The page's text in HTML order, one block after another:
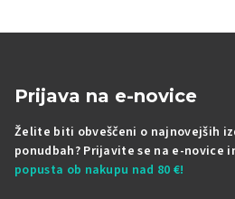
Prijava na e-novice
Želite biti obveščeni o najnovejših
ponudbah? Prijavite se na e-novice
popusta ob nakupu nad 80 €!